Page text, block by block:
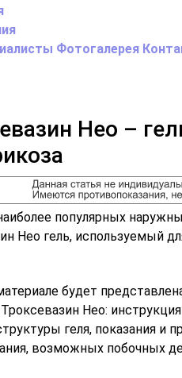
Фотогалерея
Нео –
популярных
Нео гель, используемый
будет
Троксевазин Нео:
геля, показания и
возможных побочных